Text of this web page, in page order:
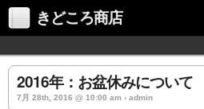
きどころ商店
2016年：お盆休みについて
7月 28th, 2016 @ 10:00 am › admin